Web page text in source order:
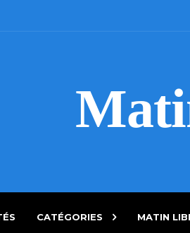
CATÉGORIES MATIN